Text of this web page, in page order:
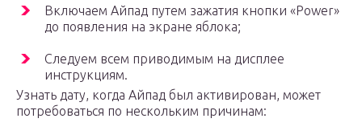
Включаем Айпад путем зажатия кнопки «Power»
до появления на экране яблока;
Следуем всем приводимым на дисплее
инструкциям.
Узнать дату, когда Айпад был активирован, может
потребоваться по нескольким причинам: